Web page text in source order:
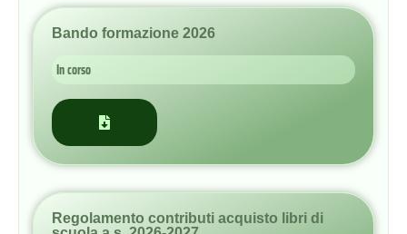
Regolamento contributi acquisto libri di
scuola a.s. 2026-2027
In corso